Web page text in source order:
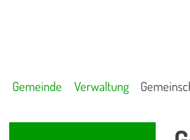
Gemeinde Verwaltung